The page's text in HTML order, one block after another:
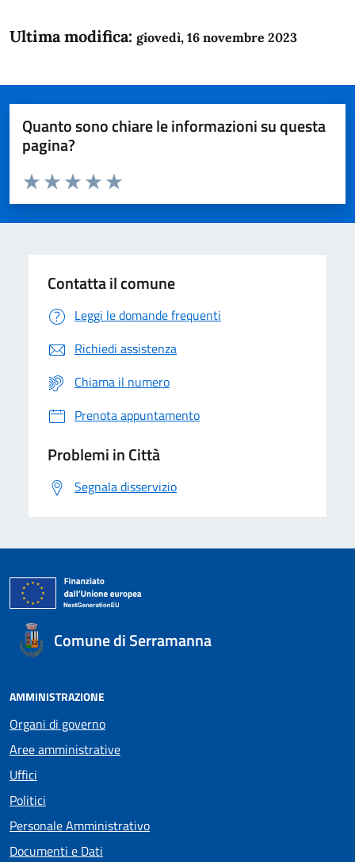
Ultima modifica: giovedì, 16 novembre 2023
Quanto sono chiare le informazioni su questa
pagina?
Domanda
Valuta da 1 a 5 stelle la pagina
Valuta 5 stelle su 5
Valuta 4 stelle su 5
Valuta 3 stelle su 5
Valuta 2 stelle su 5
Valuta 1 stelle su 5
Contatta il comune
Leggi le domande frequenti
Richiedi assistenza
Chiama il numero
Prenota appuntamento
Problemi in Città
Segnala disservizio
Comune di Serramanna
AMMINISTRAZIONE
Organi di governo
Aree amministrative
Uffici
Politici
Personale Amministrativo
Documenti e Dati